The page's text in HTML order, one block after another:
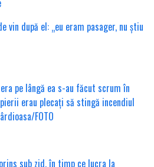
vin după el: „eu eram pasager, nu știu
pe lângă ea s-au făcut scrum în
erau plecați să stingă incendiul
FOTO
sub zid, în timp ce lucra la